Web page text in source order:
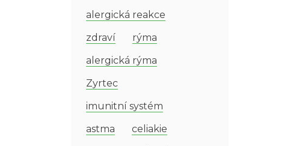
alergická reakce
zdraví
rýma
alergická rýma
Zyrtec
imunitní systém
astma
celiakie